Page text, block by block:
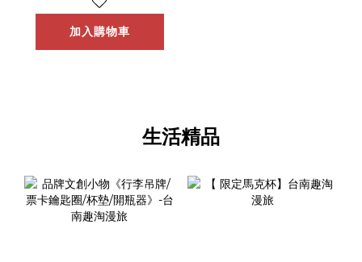
加入購物車
生活精品